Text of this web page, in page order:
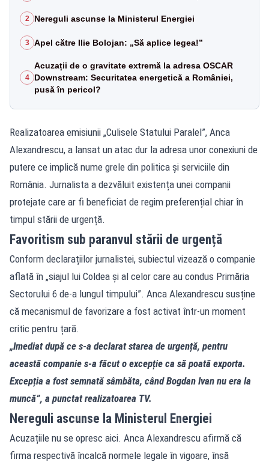
2 Nereguli ascunse la Ministerul Energiei
3 Apel către Ilie Bolojan: „Să aplice legea!”
4
Acuzații de o gravitate extremă la adresa OSCAR
Downstream: Securitatea energetică a României,
pusă în pericol?
Realizatoarea emisiunii „Culisele Statului Paralel”, Anca
Alexandrescu, a lansat un atac dur la adresa unor conexiuni de
putere ce implică nume grele din politica și serviciile din
România. Jurnalista a dezvăluit existența unei companii
protejate care ar fi beneficiat de regim preferențial chiar în
timpul stării de urgență.
Favoritism sub paranvul stării de urgență
Conform declarațiilor jurnalistei, subiectul vizează o companie
aflată în „siajul lui Coldea și al celor care au condus Primăria
Sectorului 6 de-a lungul timpului”. Anca Alexandrescu susține
că mecanismul de favorizare a fost activat într-un moment
critic pentru țară.
„Imediat după ce s-a declarat starea de urgență, pentru
această companie s-a făcut o excepție ca să poată exporta.
Excepția a fost semnată sâmbăta, când Bogdan Ivan nu era la
muncă”, a punctat realizatoarea TV.
Nereguli ascunse la Ministerul Energiei
Acuzațiile nu se opresc aici. Anca Alexandrescu afirmă că
firma respectivă încalcă normele legale în vigoare, însă